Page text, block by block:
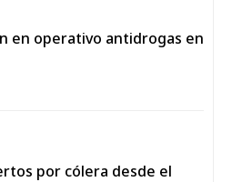
en operativo antidrogas en
por cólera desde el